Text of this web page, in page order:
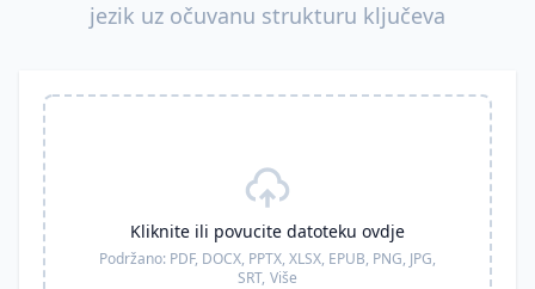
jezik uz očuvanu strukturu ključeva
Kliknite ili povucite datoteku ovdje
Podržano: PDF, DOCX, PPTX, XLSX, EPUB, PNG, JPG,
SRT, Više